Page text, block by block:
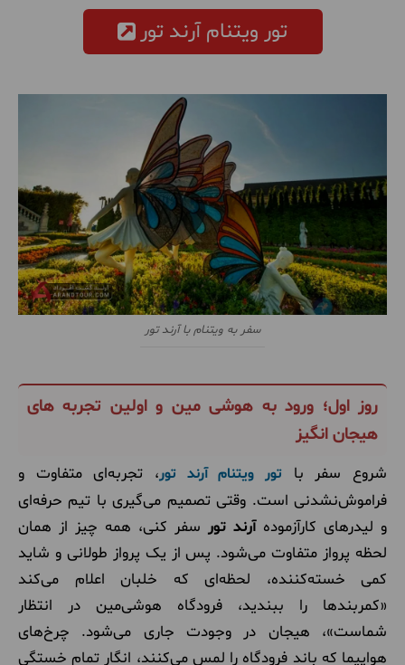
تور ویتنام آرند تور
سفر به ویتنام با آرند تور
روز اول؛ ورود به هوشی مین و اولین تجربه های
هیجان انگیز
شروع سفر با تور ویتنام آرند تور، تجربه‌ای متفاوت و
فراموش‌نشدنی است. وقتی تصمیم می‌گیری با تیم حرفه‌ای
و لیدرهای کارآزمودهآرند تور سفر کنی، همه چیز از همان
لحظه پرواز متفاوت می‌شود. پس از یک پرواز طولانی و شاید
کمی خسته‌کننده، لحظه‌ای که خلبان اعلام می‌کند
«کمربندها را ببندید، فرودگاه هوشی‌مین در انتظار
شماست»، هیجان در وجودت جاری می‌شود. چرخ‌های
هواپیما که باند فرودگاه را لمس می‌کنند، انگار تمام خستگی